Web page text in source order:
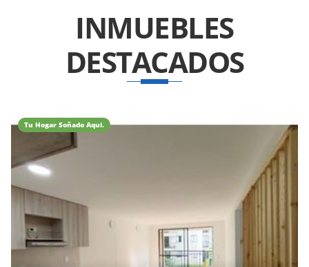
INMUEBLES
DESTACADOS
Tu Hogar Soñado Aqui.